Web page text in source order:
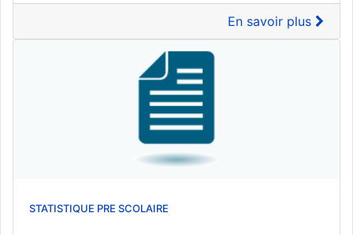
En savoir plus
STATISTIQUE PRE SCOLAIRE